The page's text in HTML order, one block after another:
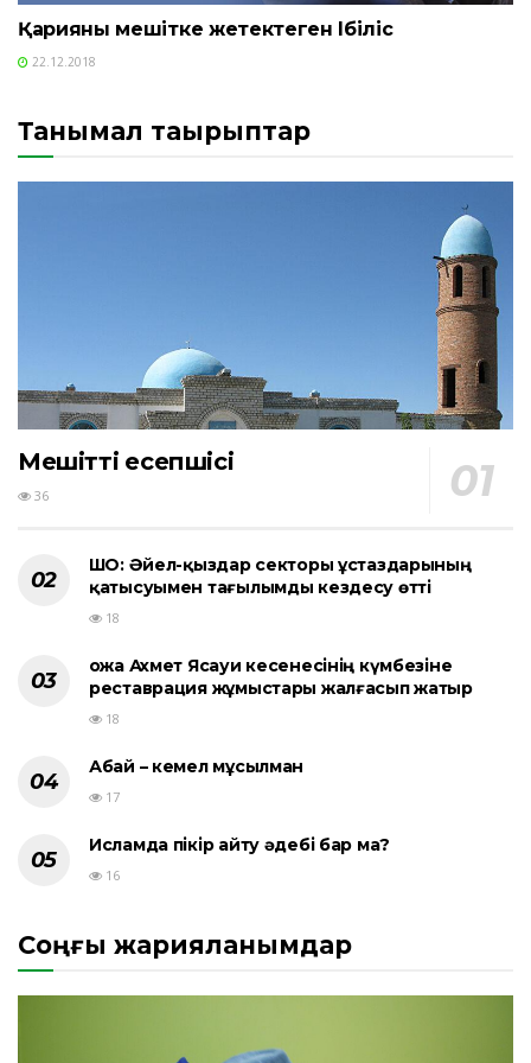
Қарияны мешітке жетектеген Ібіліс
22.12.2018
Танымал тақырыптар
Мешіттің есепшісі
36
ШҚО: Әйел-қыздар секторы ұстаздарының
қатысуымен тағылымды кездесу өтті
18
Қожа Ахмет Ясауи кесенесінің күмбезіне
реставрация жұмыстары жалғасып жатыр
18
Абай – кемел мұсылман
17
Исламда пікір айту әдебі бар ма?
16
Соңғы жарияланымдар